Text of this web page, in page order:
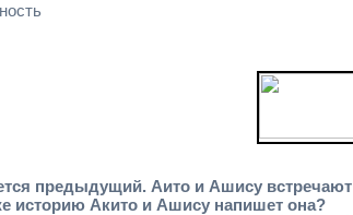
предыдущий. Аито и Ашису встречают
историю Акито и Ашису напишет она?